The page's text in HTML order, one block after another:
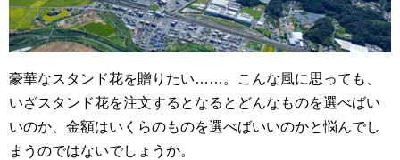
豪華なスタンド花を贈りたい……。こんな風に思っても、
いざスタンド花を注文するとなるとどんなものを選べばい
いのか、金額はいくらのものを選べばいいのかと悩んでし
まうのではないでしょうか。